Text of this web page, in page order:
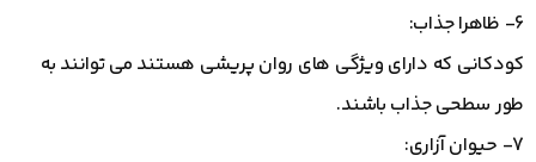
6- ظاهرا جذاب:
کودکانی که دارای ویژگی های روان پریشی هستند می توانند به
طور سطحی جذاب باشند.
7- حیوان آزاری: